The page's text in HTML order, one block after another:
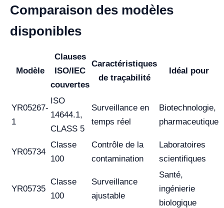
Comparaison des modèles
disponibles
Modèle
Clauses
ISO/IEC
couvertes
Caractéristiques
de traçabilité
Idéal pour
YR05267-
1
ISO
14644.1,
CLASS 5
Surveillance en
temps réel
Biotechnologie,
pharmaceutique
YR05734
Classe
100
Contrôle de la
contamination
Laboratoires
scientifiques
YR05735
Classe
100
Surveillance
ajustable
Santé,
ingénierie
biologique